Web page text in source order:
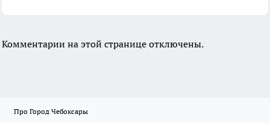
Комментарии на этой странице отключены.
Про Город Чебоксары